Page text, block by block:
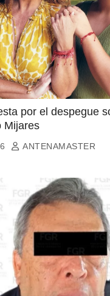
por el despegue
Mijares
ANTENAMASTER